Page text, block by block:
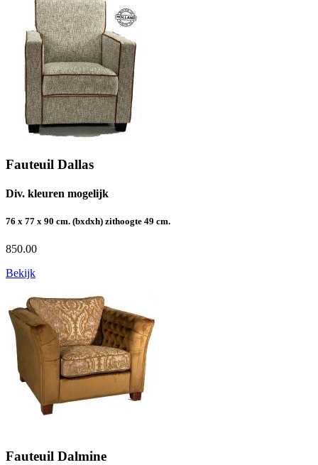
Fauteuil Dallas
Div. kleuren mogelijk
76 x 77 x 90 cm. (bxdxh) zithoogte 49 cm.
850.00
Bekijk
Fauteuil Dalmine